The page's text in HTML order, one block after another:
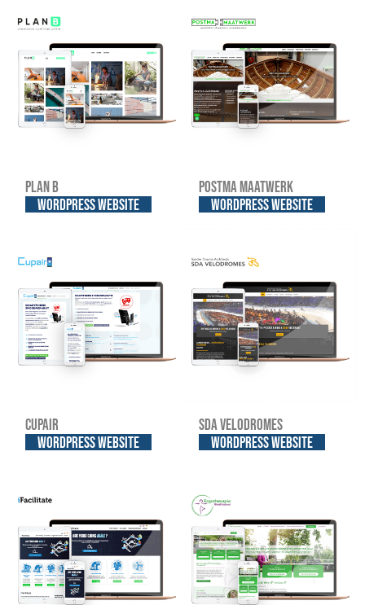
Plan B
WordPress website
Postma Maatwerk
WordPress website
Cupair
WordPress website
SDA Velodromes
WordPress website